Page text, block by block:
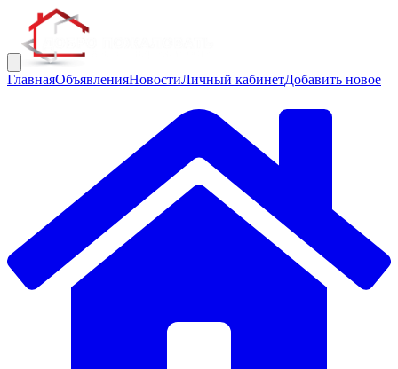
ГлавнаяОбъявленияНовостиЛичный кабинетДобавить новое